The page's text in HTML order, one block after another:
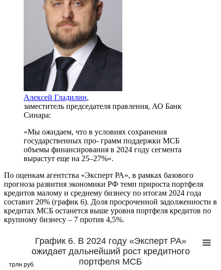
Алексей Гладилин,
заместитель председателя правления, АО Банк
Синара:
«Мы ожидаем, что в условиях сохранения
государственных про- грамм поддержки МСБ
объемы финансирования в 2024 году сегмента
вырастут еще на 25–27%».
По оценкам агентства «Эксперт РА», в рамках базового
прогноза развития экономики РФ темп прироста портфеля
кредитов малому и среднему бизнесу по итогам 2024 года
составит 20% (график 6). Доля просроченной задолженности в
кредитах МСБ останется выше уровня портфеля кредитов по
крупному бизнесу – 7 против 4,5%.
трлн руб.
График 6. В 2024 году «Эксперт РА»
ожидает дальнейший рост кредитного
портфеля МСБ